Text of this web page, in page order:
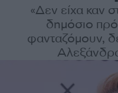
«∆εν είχα καν
δημόσιο
φανταζόμουν,